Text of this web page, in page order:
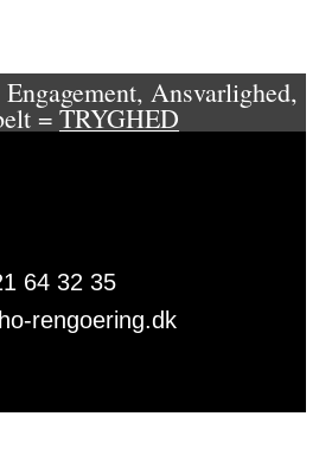
Ansvarlighed,
= TRYGHED​
64 32 35​
rengoering.dk